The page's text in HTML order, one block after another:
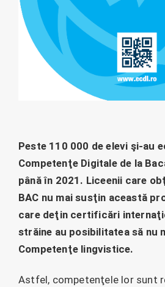
Peste 110 000 de elevi şi-au
Competenţe Digitale de la
până în 2021. Liceenii care
BAC nu mai susţin această
care deţin certificări
străine au posibilitatea să nu
Competenţe lingvistice.
Astfel, competenţele lor sunt